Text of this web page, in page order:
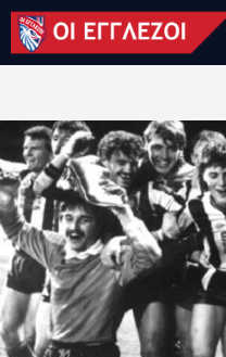
LONDON
ΚΑΤΗΓΟΡΙΕΣ
ΟΜΑΔΕΣ
ΠΟΙΟΙ